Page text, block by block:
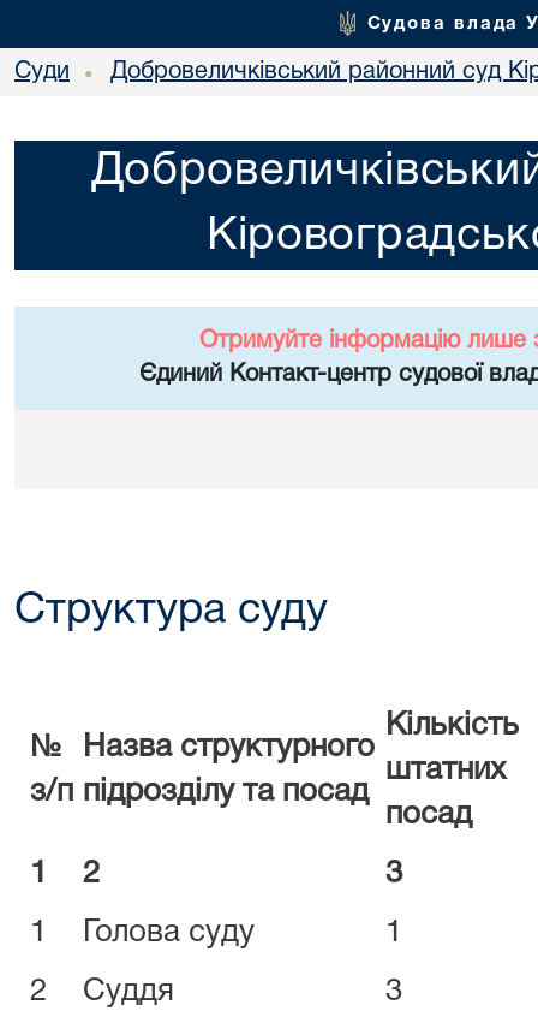
Судова влада
Суди • Добровеличківський районний суд
Отримуйте інформацію лише
Єдиний Контакт-центр судової
Структура суду
№
з/п
Назва структурного
підрозділу та посад
Кількість
штатних
посад
1 2 3
1 Голова суду 1
2 Суддя 3